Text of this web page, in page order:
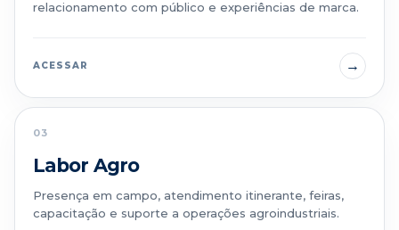
relacionamento com público e experiências de marca.
ACESSAR →
03
Labor Agro
Presença em campo, atendimento itinerante, feiras,
capacitação e suporte a operações agroindustriais.